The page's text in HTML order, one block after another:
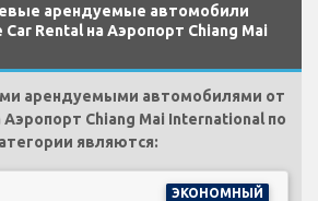
арендуемые автомобили
Rental на Аэропорт Chiang Mai
арендуемыми автомобилями от
Аэропорт Chiang Mai International по
являются:
ЭКОНОМНЫЙ